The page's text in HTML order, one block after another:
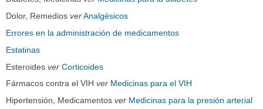
Dolor, Remedios verAnalgésicos
Errores en la administración de medicamentos
Estatinas
Esteroides ver Corticoides
Fármacos contra el VIH ver Medicinas para el VIH
Hipertensión, Medicamentos ver Medicinas para la presión arterial